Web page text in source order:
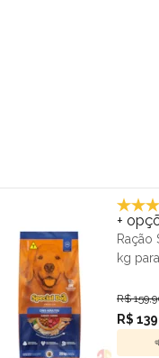
+
Ração
kg
R$
R$